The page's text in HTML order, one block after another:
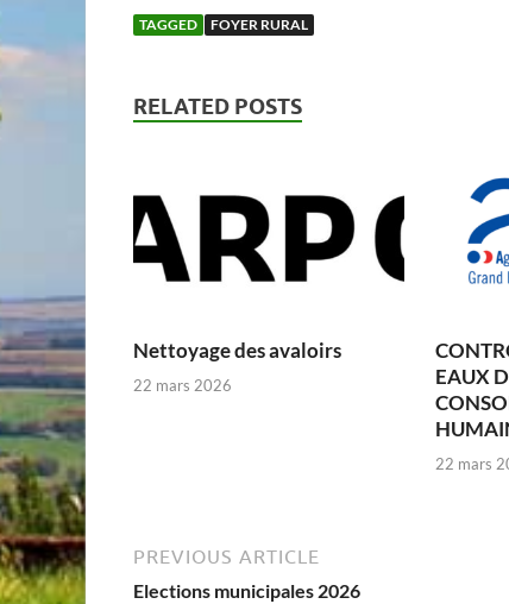
TAGGED FOYER RURAL
RELATED POSTS
Nettoyage des avaloirs
22 mars 2026
EAUX
22 mars
PREVIOUS ARTICLE
Elections municipales 2026